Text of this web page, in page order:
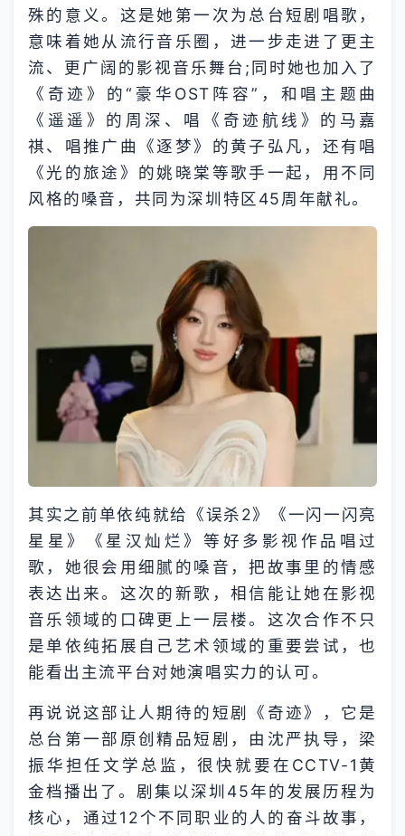
殊的意义。这是她第一次为总台短剧唱歌，
意味着她从流行音乐圈，进一步走进了更主
流、更广阔的影视音乐舞台;同时她也加入了
《奇迹》的“豪华OST阵容”，和唱主题曲
《遥遥》的周深、唱《奇迹航线》的马嘉
祺、唱推广曲《逐梦》的黄子弘凡，还有唱
《光的旅途》的姚晓棠等歌手一起，用不同
风格的嗓音，共同为深圳特区45周年献礼。
其实之前单依纯就给《误杀2》《一闪一闪亮
星星》《星汉灿烂》等好多影视作品唱过
歌，她很会用细腻的嗓音，把故事里的情感
表达出来。这次的新歌，相信能让她在影视
音乐领域的口碑更上一层楼。这次合作不只
是单依纯拓展自己艺术领域的重要尝试，也
能看出主流平台对她演唱实力的认可。
再说说这部让人期待的短剧《奇迹》，它是
总台第一部原创精品短剧，由沈严执导，梁
振华担任文学总监，很快就要在CCTV-1黄
金档播出了。剧集以深圳45年的发展历程为
核心，通过12个不同职业的人的奋斗故事，